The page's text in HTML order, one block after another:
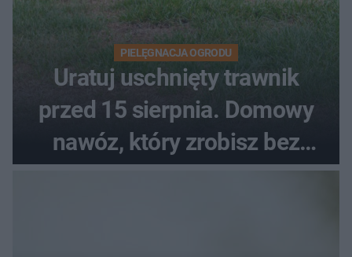
PIELĘGNACJA OGRODU
Uratuj uschnięty trawnik
przed 15 sierpnia. Domowy
nawóz, który zrobisz bez
wydawania pieniędzy